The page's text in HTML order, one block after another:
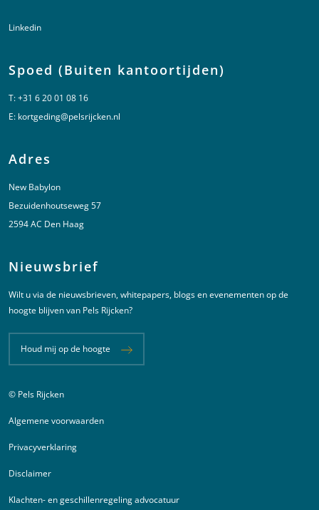
Linkedin
Spoed (Buiten kantoortijden)
T:+31 6 20 01 08 16
E: kortgeding@pelsrijcken.nl
Adres
New Babylon
Bezuidenhoutseweg 57
2594 AC Den Haag
Nieuwsbrief
Wilt u via de nieuwsbrieven, whitepapers, blogs en evenementen op de
hoogte blijven van Pels Rijcken?
Houd mij op de hoogte
Juridische informatie
© Pels Rijcken
Algemene voorwaarden
Privacyverklaring
Disclaimer
Klachten- en geschillenregeling advocatuur